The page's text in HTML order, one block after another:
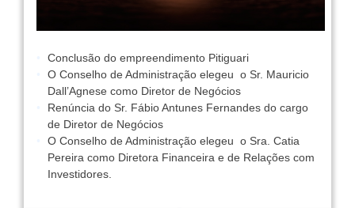
Conclusão do empreendimento Pitiguari
O Conselho de Administração elegeu o Sr. Mauricio
Dall’Agnese como Diretor de Negócios
Renúncia do Sr. Fábio Antunes Fernandes do cargo
de Diretor de Negócios
O Conselho de Administração elegeu o Sra. Catia
Pereira como Diretora Financeira e de Relações com
Investidores.